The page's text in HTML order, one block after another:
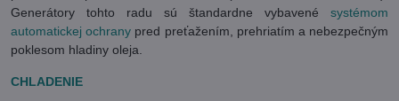
Generátory tohto radu sú štandardne vybavené systémom
automatickej ochrany pred preťažením, prehriatím a nebezpečným
poklesom hladiny oleja.
CHLADENIE